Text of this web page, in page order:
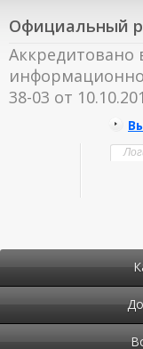
Официальный
Аккредитовано
38-03 от